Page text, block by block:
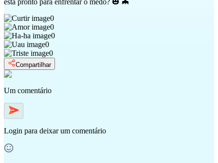
0
0
0
0
0
Compartilhar
Um comentário
Login para deixar um comentário